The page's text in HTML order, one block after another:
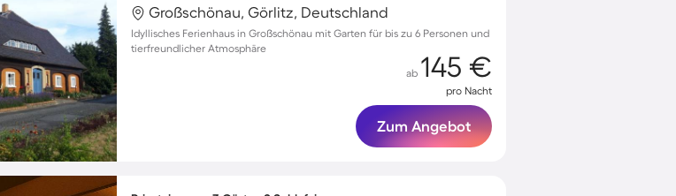
Großschönau, Görlitz, Deutschland
Idyllisches Ferienhaus in Großschönau mit Garten für bis zu 6 Personen und
tierfreundlicher Atmosphäre
ab 145 €
pro Nacht
Zum Angebot